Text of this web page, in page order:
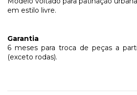
em estilo livre.
Garantia
6 meses para troca de peças a
(exceto rodas).